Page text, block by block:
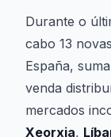
Durante o
cabo 13
España,
venda
mercados
Xeorxia,